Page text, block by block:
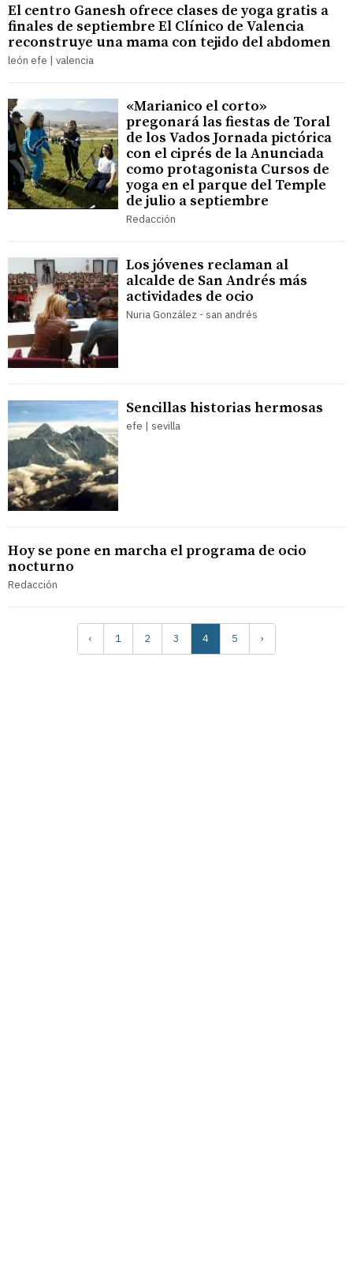
El centro Ganesh ofrece clases de yoga gratis a
finales de septiembre El Clínico de Valencia
reconstruye una mama con tejido del abdomen
león efe | valencia
«Marianico el corto»
pregonará las fiestas de Toral
de los Vados Jornada pictórica
con el ciprés de la Anunciada
como protagonista Cursos de
yoga en el parque del Temple
de julio a septiembre
Redacción
Los jóvenes reclaman al
alcalde de San Andrés más
actividades de ocio
Nuria González - san andrés
Sencillas historias hermosas
efe | sevilla
Hoy se pone en marcha el programa de ocio
nocturno
Redacción
‹ 1 2 3 4 5 ›